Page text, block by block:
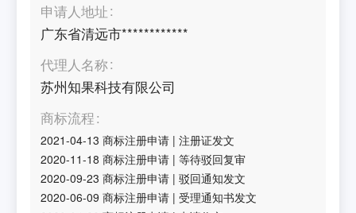
申请人地址
广东省清远市************
代理人名称
苏州知果科技有限公司
商标流程
2021-04-13 商标注册申请 |注册证发文
2020-11-18 商标注册申请 |等待驳回复审
2020-09-23 商标注册申请 |驳回通知发文
2020-06-09 商标注册申请 |受理通知书发文